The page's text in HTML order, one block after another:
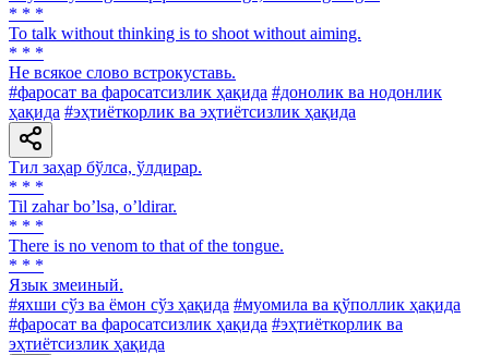
* * *
To talk without thinking is to shoot without aiming.
* * *
He всякое слово встрокуставь.
#фаросат ва фаросатсизлик ҳақида #донолик ва нодонлик
ҳақида #эҳтиёткорлик ва эҳтиётсизлик ҳақида
Тил заҳар бўлса, ўлдирар.
* * *
Til zahar boʼlsa, oʼldirar.
* * *
There is no venom to that of the tongue.
* * *
Язык змеиный.
#яхши сўз ва ёмон сўз ҳақида #муомила ва қўполлик ҳақида
#фаросат ва фаросатсизлик ҳақида #эҳтиёткорлик ва
эҳтиётсизлик ҳақида